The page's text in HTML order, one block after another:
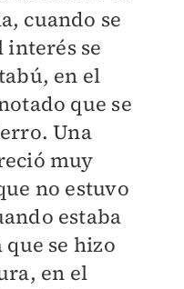
cuando se
interés se
en el
que se
Una
muy
no estuvo
estaba
se hizo
en el